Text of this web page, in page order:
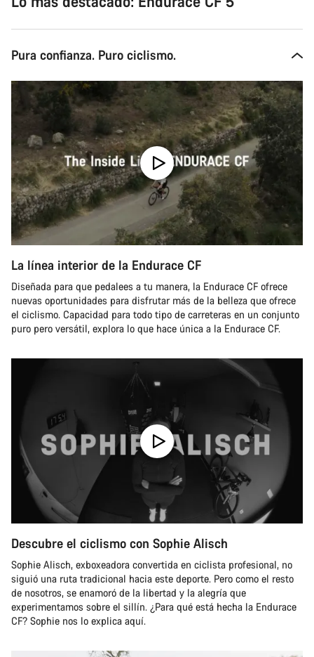
Pura confianza. Puro ciclismo.
La línea interior de la Endurace CF
Diseñada para que pedalees a tu manera, la Endurace CF ofrece
nuevas oportunidades para disfrutar más de la belleza que ofrece
el ciclismo. Capacidad para todo tipo de carreteras en un conjunto
puro pero versátil, explora lo que hace única a la Endurace CF.
Descubre el ciclismo con Sophie Alisch
Sophie Alisch, exboxeadora convertida en ciclista profesional, no
siguió una ruta tradicional hacia este deporte. Pero como el resto
de nosotros, se enamoró de la libertad y la alegría que
experimentamos sobre el sillín. ¿Para qué está hecha la Endurace
CF? Sophie nos lo explica aquí.